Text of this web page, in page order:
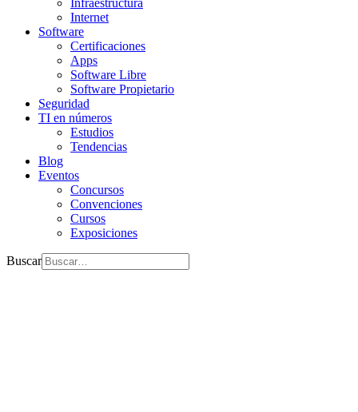
Infraestructura
Internet
Software
Certificaciones
Apps
Software Libre
Software Propietario
Seguridad
TI en números
Estudios
Tendencias
Blog
Eventos
Concursos
Convenciones
Cursos
Exposiciones
Buscar